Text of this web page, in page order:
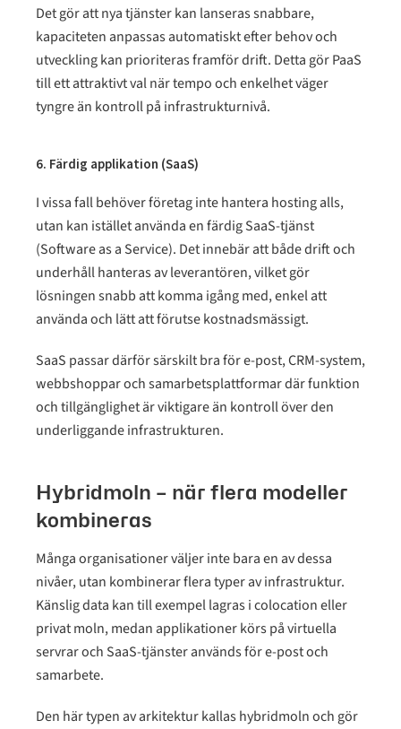
Det gör att nya tjänster kan lanseras snabbare,
kapaciteten anpassas automatiskt efter behov och
utveckling kan prioriteras framför drift. Detta gör PaaS
till ett attraktivt val när tempo och enkelhet väger
tyngre än kontroll på infrastrukturnivå.
6. Färdig applikation (SaaS)
I vissa fall behöver företag inte hantera hosting alls,
utan kan istället använda en färdig SaaS-tjänst
(Software as a Service). Det innebär att både drift och
underhåll hanteras av leverantören, vilket gör
lösningen snabb att komma igång med, enkel att
använda och lätt att förutse kostnadsmässigt.
SaaS passar därför särskilt bra för e-post, CRM-system,
webbshoppar och samarbetsplattformar där funktion
och tillgänglighet är viktigare än kontroll över den
underliggande infrastrukturen.
Hybridmoln – när flera modeller
kombineras
Många organisationer väljer inte bara en av dessa
nivåer, utan kombinerar flera typer av infrastruktur.
Känslig data kan till exempel lagras i colocation eller
privat moln, medan applikationer körs på virtuella
servrar och SaaS-tjänster används för e-post och
samarbete.
Den här typen av arkitektur kallas hybridmoln och gör